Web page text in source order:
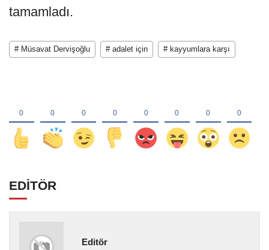
tamamladı.
# Müsavat Dervişoğlu # adalet için # kayyumlara karşı
EDİTÖR
Editör